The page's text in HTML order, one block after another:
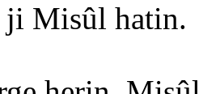
Misûl hatin.